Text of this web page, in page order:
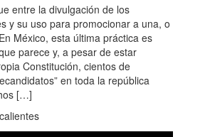
entre la divulgación de los
y su uso para promocionar a una, o
México, esta última práctica es
parece y, a pesar de estar
Constitución, cientos de
en toda la república
[…]